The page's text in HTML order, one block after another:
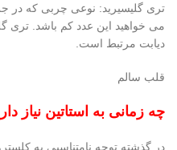
تری گلیسیرید: نوعی چربی که
می خواهید این عدد کم باشد. تری
دیابت مرتبط است.
قلب سالم
چه زمانی به استاتین نیاز
در گذشته توجه نامتناسبی به